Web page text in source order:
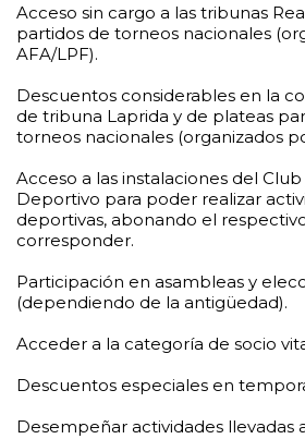
Acceso sin cargo a las tribunas
partidos de torneos nacionales
AFA/LPF).
Descuentos considerables en la
de tribuna Laprida y de plateas
torneos nacionales (organizados
Acceso a las instalaciones del
Deportivo para poder realizar
deportivas, abonando el
corresponder.
Participación en asambleas y
(dependiendo de la antigüedad).
Acceder a la categoría de socio
Descuentos especiales en
Desempeñar actividades llevadas